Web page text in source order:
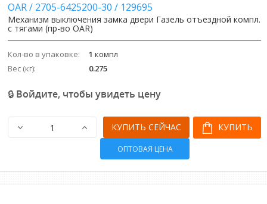
OAR/ 2705-6425200-30 / 129695
Механизм выключения замка двери Газель отъездной компл.
с тягами (пр-во OAR)
Кол-во в упаковке: 1 компл
Вес (кг):
0.275
🔒 Войдите, чтобы увидеть цену
КУПИТЬ
КУПИТЬ СЕЙЧАС
ОПТОВАЯ ЦЕНА